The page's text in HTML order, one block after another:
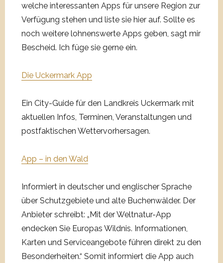
welche interessanten Apps für unsere Region zur
Verfügung stehen und liste sie hier auf. Sollte es
noch weitere lohnenswerte Apps geben, sagt mir
Bescheid. Ich füge sie gerne ein.
Die Uckermark App
Ein City-Guide für den Landkreis Uckermark mit
aktuellen Infos, Terminen, Veranstaltungen und
postfaktischen Wettervorhersagen.
App – in den Wald
Informiert in deutscher und englischer Sprache
über Schutzgebiete und alte Buchenwälder. Der
Anbieter schreibt: „Mit der Weltnatur-App
endecken Sie Europas Wildnis. Informationen,
Karten und Serviceangebote führen direkt zu den
Besonderheiten.“ Somit informiert die App auch